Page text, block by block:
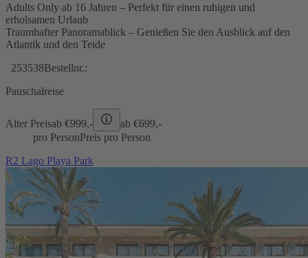
Adults Only ab 16 Jahren – Perfekt für einen ruhigen und
erholsamen Urlaub
Traumhafter Panoramablick – Genießen Sie den Ausblick auf den
Atlantik und den Teide
253538Bestellnr.:
Pauschalreise
Alter Preisab €999,- ab €699,-
pro PersonPreis pro Person
R2 Lago Playa Park